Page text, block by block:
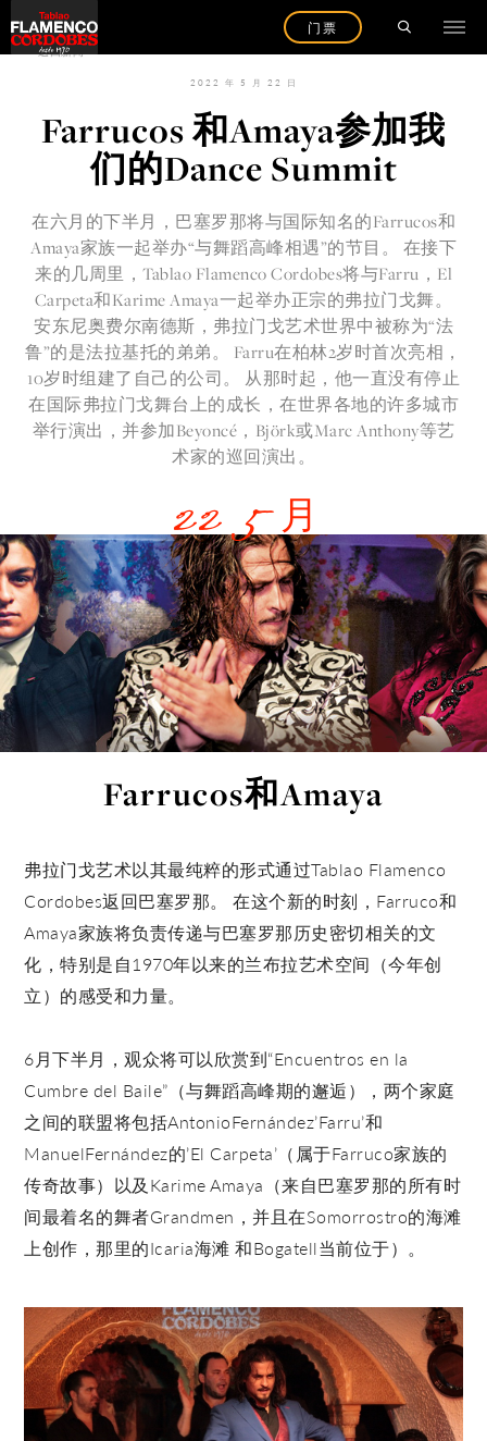
门票
返回新闻
2022 年 5 月 22 日
Farrucos 和Amaya参加我
们的Dance Summit
在六月的下半月，巴塞罗那将与国际知名的Farrucos和
Amaya家族一起举办“与舞蹈高峰相遇”的节目。 在接下
来的几周里，Tablao Flamenco Cordobes将与Farru，El
Carpeta和Karime Amaya一起举办正宗的弗拉门戈舞。
安东尼奥费尔南德斯，弗拉门戈艺术世界中被称为“法
鲁”的是法拉基托的弟弟。 Farru在柏林2岁时首次亮相，
10岁时组建了自己的公司。 从那时起，他一直没有停止
在国际弗拉门戈舞台上的成长，在世界各地的许多城市
举行演出，并参加Beyoncé，Björk或Marc Anthony等艺
术家的巡回演出。
22 5 月
Farrucos和Amaya
弗拉门戈艺术以其最纯粹的形式通过Tablao Flamenco
Cordobes返回巴塞罗那。 在这个新的时刻，Farruco和
Amaya家族将负责传递与巴塞罗那历史密切相关的文
化，特别是自1970年以来的兰布拉艺术空间（今年创
立）的感受和力量。
6月下半月，观众将可以欣赏到“Encuentros en la
Cumbre del Baile”（与舞蹈高峰期的邂逅），两个家庭
之间的联盟将包括AntonioFernández’Farru’和
ManuelFernández的’El Carpeta’（属于Farruco家族的
传奇故事）以及Karime Amaya（来自巴塞罗那的所有时
间最着名的舞者Grandmen，并且在Somorrostro的海滩
上创作，那里的Icaria海滩 和Bogatell当前位于）。